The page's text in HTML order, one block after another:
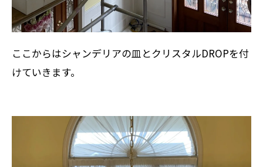
ここからはシャンデリアの皿とクリスタルDROPを付
けていきます。